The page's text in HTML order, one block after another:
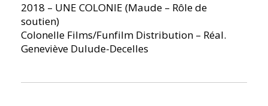
2018 – UNE COLONIE (Maude – Rôle de
soutien)
Colonelle Films/Funfilm Distribution – Réal.
Geneviève Dulude-Decelles